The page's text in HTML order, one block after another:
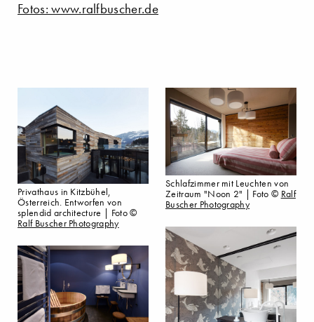
Fotos: www.ralfbuscher.de
Privathaus in Kitzbühel,
Österreich. Entworfen von
splendid architecture | Foto ©
Ralf Buscher Photography
Schlafzimmer mit Leuchten von
Zeitraum "Noon 2" | Foto © Ralf
Buscher Photography